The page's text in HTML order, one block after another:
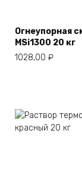
Огнеупорная
MSi1300 20 кг
1028,00 ₽